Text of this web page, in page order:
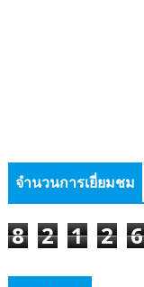
จำนวนการเยี่ยมชม
8 2 1 2 6